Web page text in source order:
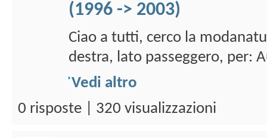
(1996 -> 2003)
Ciao a tutti, cerco la
destra, lato passeggero, per:
Vedi altro
0 risposte | 320 visualizzazioni